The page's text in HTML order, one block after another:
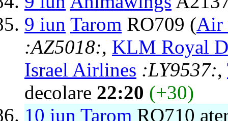
9 iun Tarom RO709 (Air
:AZ5018:, KLM Royal
Israel Airlines :LY9537:,
decolare 22:20 (+30)
10 iun Tarom RO710